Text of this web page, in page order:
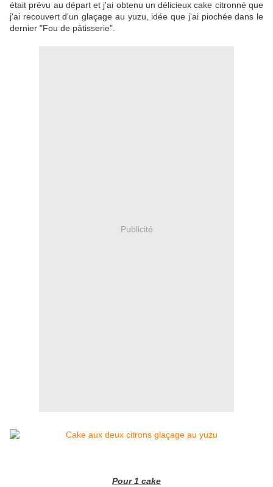
était prévu au départ et j'ai obtenu un délicieux cake citronné que
j'ai recouvert d'un glaçage au yuzu, idée que j'ai piochée dans le
dernier "Fou de pâtisserie".
Publicité
Pour 1 cake